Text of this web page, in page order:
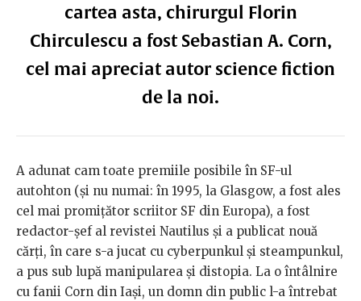
cartea asta, chirurgul Florin
Chirculescu a fost Sebastian A. Corn,
cel mai apreciat autor science fiction
de la noi.
A adunat cam toate premiile posibile în SF-ul
autohton (și nu numai: în 1995, la Glasgow, a fost ales
cel mai promițător scriitor SF din Europa), a fost
redactor-șef al revistei Nautilus și a publicat nouă
cărți, în care s-a jucat cu cyberpunkul și steampunkul,
a pus sub lupă manipularea și distopia. La o întâlnire
cu fanii Corn din Iași, un domn din public l-a întrebat